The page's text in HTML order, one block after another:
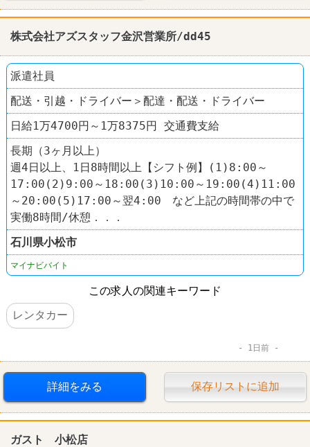
株式会社アズスタッフ金沢営業所/dd45
派遣社員
配送・引越・ドライバー＞配達・配送・ドライバー
日給1万4700円～1万8375円 交通費支給
長期（3ヶ月以上）
週4日以上、1日8時間以上【シフト例】(1)8:00～
17:00(2)9:00～18:00(3)10:00～19:00(4)11:00
～20:00(5)17:00～翌4:00 など上記の時間帯の中で
実働8時間/休憩．．．
石川県小松市
マイナビバイト
この求人の関連キーワード
レンタカー
1日前
詳細をみる 保存リストに追加
ガスト 小松店